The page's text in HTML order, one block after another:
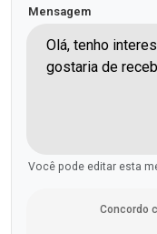
Mensagem
Você pode editar esta
Concordo